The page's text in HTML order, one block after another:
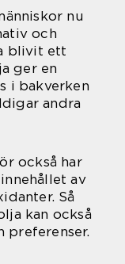
nu
och
blivit ett
ger en
i bakverken
andra
också har
av
Så
kan också
preferenser.